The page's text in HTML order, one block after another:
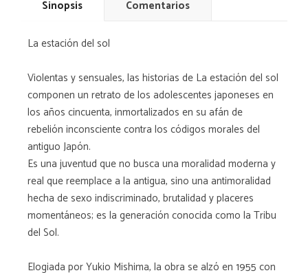
Sinopsis Comentarios
La estación del sol
Violentas y sensuales, las historias de La estación del sol
componen un retrato de los adolescentes japoneses en
los años cincuenta, inmortalizados en su afán de
rebelión inconsciente contra los códigos morales del
antiguo Japón.
Es una juventud que no busca una moralidad moderna y
real que reemplace a la antigua, sino una antimoralidad
hecha de sexo indiscriminado, brutalidad y placeres
momentáneos; es la generación conocida como la Tribu
del Sol.
Elogiada por Yukio Mishima, la obra se alzó en 1955 con